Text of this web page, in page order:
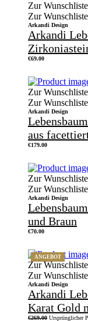
Zur
Zur
Arkandi Design
Arkandi
€69.00
Zur
Zur
Arkandi Design
aus
€179.00
Zur
Zur
Arkandi Design
und Braun
€70.00
ANGEBOT
Zur
Zur
Arkandi Design
Arkandi
Karat Gold
€269.00 Ursprünglicher